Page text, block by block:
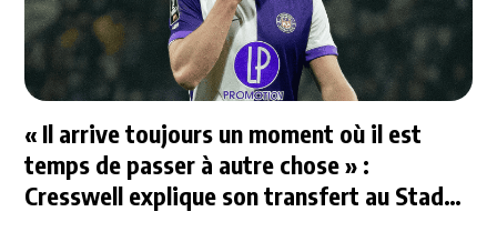
« Il arrive toujours un moment où il est
temps de passer à autre chose » :
Cresswell explique son transfert au Stade